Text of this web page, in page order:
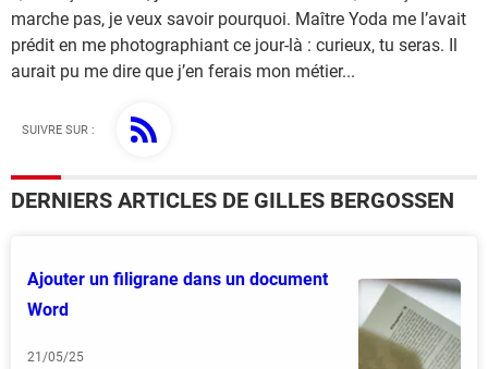
marche pas, je veux savoir pourquoi. Maître Yoda me l’avait
prédit en me photographiant ce jour-là : curieux, tu seras. Il
aurait pu me dire que j’en ferais mon métier...
SUIVRE SUR :
DERNIERS ARTICLES DE GILLES BERGOSSEN
Ajouter un filigrane dans un document
Word
21/05/25